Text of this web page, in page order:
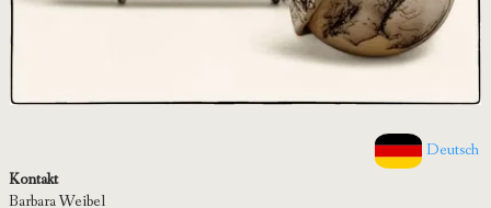
Deutsch
Kontakt
Barbara Weibel